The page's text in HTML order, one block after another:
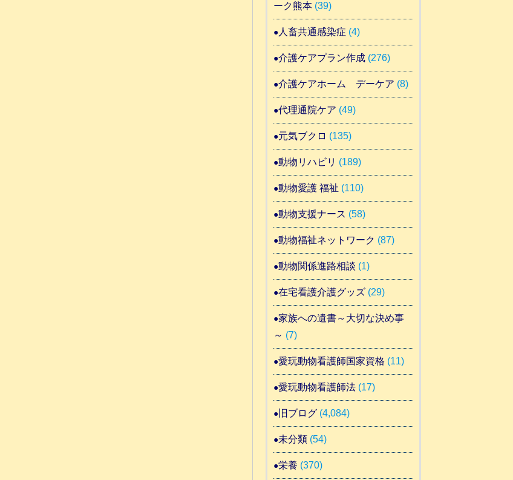
ーク熊本(39)
人畜共通感染症 (4)
介護ケアプラン作成(276)
介護ケアホーム デーケア (8)
代理通院ケア (49)
元気ブクロ (135)
動物リハビリ (189)
動物愛護 福祉 (110)
動物支援ナース (58)
動物福祉ネットワーク (87)
動物関係進路相談 (1)
在宅看護介護グッズ(29)
家族への遺書～大切な決め事
～ (7)
愛玩動物看護師国家資格 (11)
愛玩動物看護師法(17)
旧ブログ(4,084)
未分類(54)
栄養 (370)